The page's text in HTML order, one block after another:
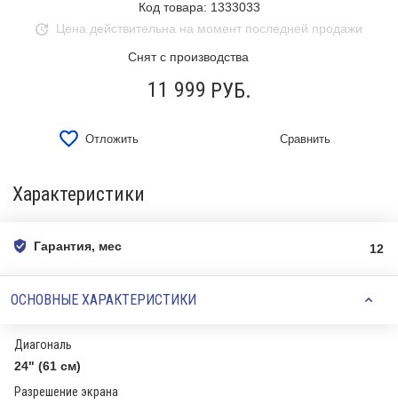
Код товара: 1333033
Снят с производства
Цена действительна на момент последней продажи
11 999 РУБ.
Отложить Сравнить
Характеристики
Гарантия, мес 12
ОСНОВНЫЕ ХАРАКТЕРИСТИКИ
Диагональ
24" (61 см)
Разрешение экрана